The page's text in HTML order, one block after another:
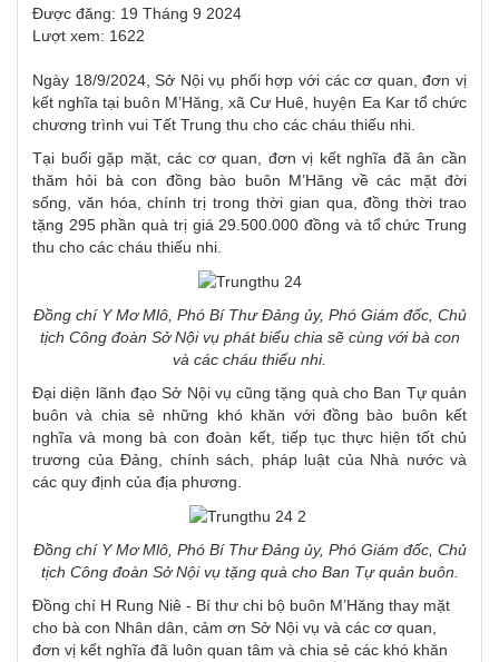
Được đăng: 19 Tháng 9 2024
Lượt xem: 1622
Ngày 18/9/2024, Sở Nội vụ phối hợp với các cơ quan, đơn vị
kết nghĩa tại buôn M’Hăng, xã Cư Huê, huyện Ea Kar tổ chức
chương trình vui Tết Trung thu cho các cháu thiếu nhi.
Tại buổi gặp mặt, các cơ quan, đơn vị kết nghĩa đã ân cần
thăm hỏi bà con đồng bào buôn M’Hăng về các mặt đời
sống, văn hóa, chính trị trong thời gian qua, đồng thời trao
tặng 295 phần quà trị giá 29.500.000 đồng và tổ chức Trung
thu cho các cháu thiếu nhi.
Đồng chí Y Mơ Mlô, Phó Bí Thư Đảng ủy, Phó Giám đốc, Chủ
tịch Công đoàn Sở Nội vụphát biểu chia sẽ cùng với bà con
và các cháu thiếu nhi.
Đại diện lãnh đạo Sở Nội vụ cũng tặng quà cho Ban Tự quản
buôn và chia sẻ những khó khăn với đồng bào buôn kết
nghĩa và mong bà con đoàn kết, tiếp tục thực hiện tốt chủ
trương của Đảng, chính sách, pháp luật của Nhà nước và
các quy định của địa phương.
Đồng chí Y Mơ Mlô, Phó Bí Thư Đảng ủy, Phó Giám đốc, Chủ
tịch Công đoàn Sở Nội vụ tặng quà cho Ban Tự quản buôn.
Đồng chí H Rung Niê - Bí thư chi bộ buôn M’Hăng thay mặt
cho bà con Nhân dân, cảm ơn Sở Nội vụ và các cơ quan,
đơn vị kết nghĩa đã luôn quan tâm và chia sẻ các khó khăn